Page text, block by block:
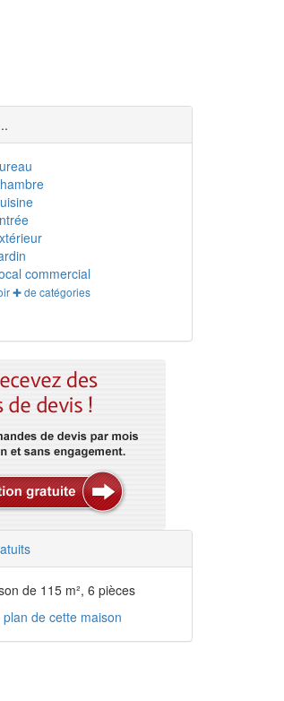
commercial
✚ de catégories
de 115 m², 6 pièces
plan de cette maison